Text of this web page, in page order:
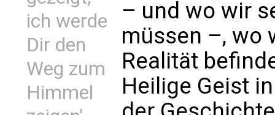
ich werde
Dir den
Weg zum
Himmel
– und wo wir
müssen –, wo
Realität
Heilige Geist